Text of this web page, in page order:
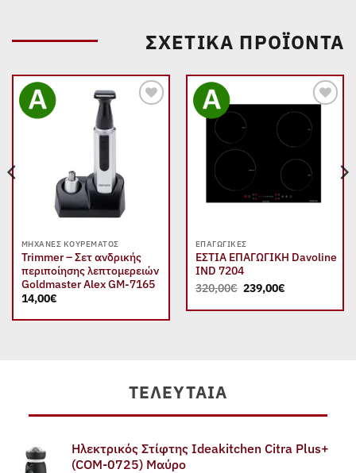
ΣΧΕΤΙΚΆ ΠΡΟΪΌΝΤΑ
ΜΗΧΑΝΈΣ ΚΟΥΡΈΜΑΤΟΣ
Trimmer – Σετ ανδρικής
περιποίησης λεπτομερειών
Goldmaster Alex GM-7165
14,00€
Add to
wishlist
ΕΠΑΓΩΓΙΚΈΣ
ΕΣΤΙΑ ΕΠΑΓΩΓΙΚΗ Davoline
IND 7204
320,00€ Original
price
was:
239,00€Η
τιμή
ΤΕΛΕΥΤΑΊΑ
Ηλεκτρικός Στίφτης Ideakitchen Citra Plus+
(COM-0725) Μαύρο